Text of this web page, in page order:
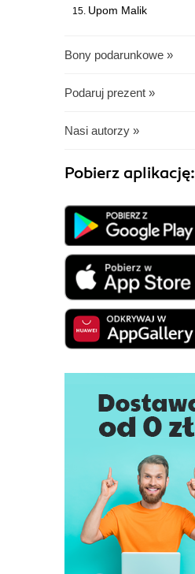
Upom Malik
Bony podarunkowe »
Podaruj prezent »
Nasi autorzy »
Pobierz aplikację: